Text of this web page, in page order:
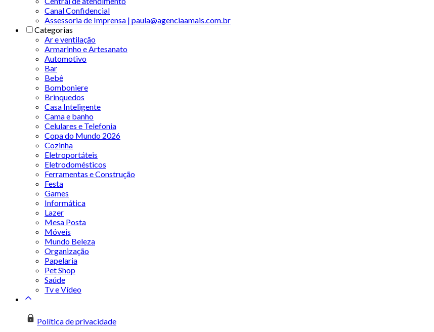
Canal Confidencial
Assessoria de Imprensa | paula@agenciaamais.com.br
Categorias
Ar e ventilação
Armarinho e Artesanato
Automotivo
Bar
Bebê
Bomboniere
Brinquedos
Casa Inteligente
Cama e banho
Celulares e Telefonia
Copa do Mundo 2026
Cozinha
Eletroportáteis
Eletrodomésticos
Ferramentas e Construção
Festa
Games
Informática
Lazer
Mesa Posta
Móveis
Mundo Beleza
Organização
Papelaria
Pet Shop
Saúde
Tv e Vídeo
Política de privacidade